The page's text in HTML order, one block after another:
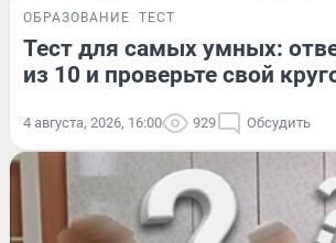
ОБРАЗОВАНИЕ ТЕСТ
Тест для самых умных:
из 10 и проверьте свой
4 августа, 2026, 16:00 929 Обсудить